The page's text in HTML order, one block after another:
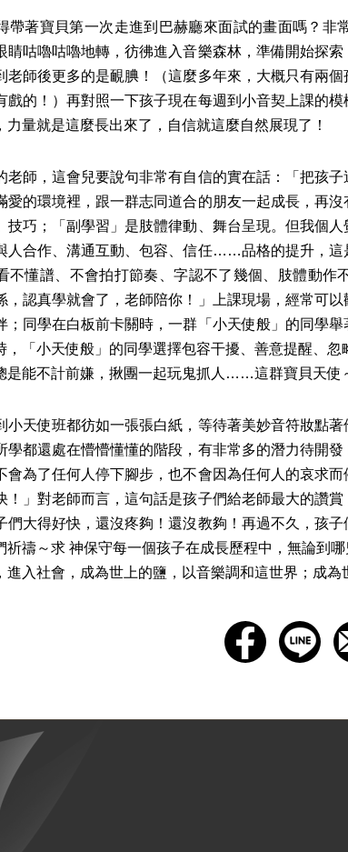
著寶貝第一次走進到巴赫廳來面試的畫面嗎？非
睛咕嚕咕嚕地轉，彷彿進入音樂森林，準備開始探
老師後更多的是靦腆！（這麼多年來，大概只有兩
戲的！）再對照一下孩子現在每週到小音契上課的
力量就是這麼長出來了，自信就這麼自然展現了！
，這會兒要說句非常有自信的實在話：「把孩子
愛的環境裡，跟一群志同道合的朋友一起成長，再
技巧；「副學習」是肢體律動、舞台呈現。但我個
人合作、溝通互動、包容、信任……品格的提升，
不懂譜、不會拍打節奏、字認不了幾個、肢體動
，認真學就會了，老師陪你！」上課現場，經常可
；同學在白板前卡關時，一群「小天使般」的同學
，「小天使般」的同學選擇包容干擾、善意提醒、
是能不計前嫌，揪團一起玩鬼抓人……這群寶貝天使
使班都彷如一張張白紙，等待著美妙音符妝點著
學都還處在懵懵懂懂的階段，有非常多的潛力待開
會為了任何人停下腳步，也不會因為任何人的哀求
！」對老師而言，這句話是孩子們給老師最大的讚
們大得好快，還沒疼夠！還沒教夠！再過不久，孩
祈禱～求 神保守每一個孩子在成長歷程中，無論到
進入社會，成為世上的鹽，以音樂調和這世界；成為